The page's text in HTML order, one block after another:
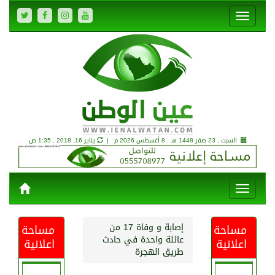
السبت , 23 صفر 1448 هـ , 8 أغسطس 2026 م | يناير 16, 2018 , 1:35 ص
مساحة
اعلانية
مساحة
اعلانية
إصابة و وفاة 17 من
عائلة واحدة في حادث
طريق الهجرة